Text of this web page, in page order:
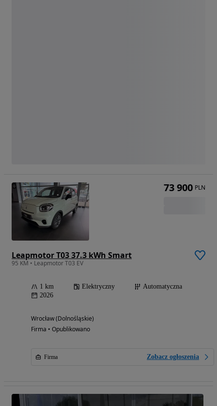
Leapmotor T03 37.3 kWh Smart
95 KM • Leapmotor T03 EV
1 km Elektryczny
Automatyczna
2026
Wrocław (Dolnośląskie)
Firma • Opublikowano
Firma Zobacz ogłoszenia
73 900 PLN